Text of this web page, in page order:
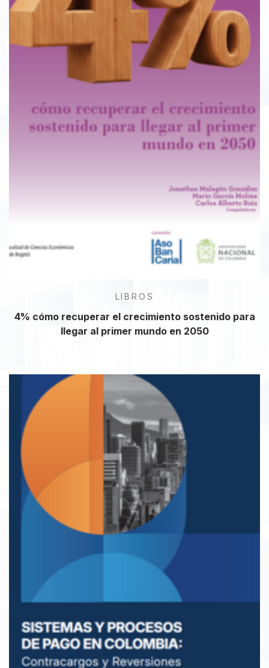
LIBROS
4% cómo recuperar el crecimiento sostenido para
llegar al primer mundo en 2050